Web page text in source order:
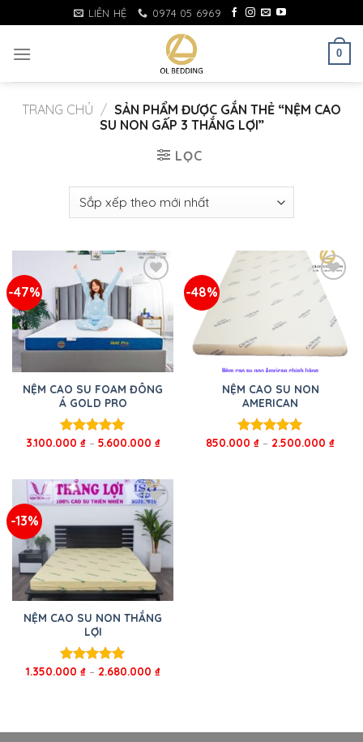
to
content
LIÊN HỆ 0974 05 6969
0
TRANG CHỦ / SẢN PHẨM ĐƯỢC GẮN THẺ “NỆM CAO
SU NON GẤP 3 THẮNG LỢI”
LỌC
-47%
NỆM CAO SU FOAM ĐÔNG
Á GOLD PRO
Được xếp
3.100.000 ₫– 5.600.000 ₫
-48%
NỆM CAO SU NON
AMERICAN
Được xếp
850.000 ₫ – 2.500.000 ₫
-13%
NỆM CAO SU NON THẮNG
LỢI
Được xếp
1.350.000 ₫– 2.680.000 ₫